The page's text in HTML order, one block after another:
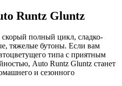
Runtz Gluntz
полный цикл, сладко-
тяжелые бутоны. Если вам
типа с приятным
Auto Runtz Gluntz станет
и сезонного